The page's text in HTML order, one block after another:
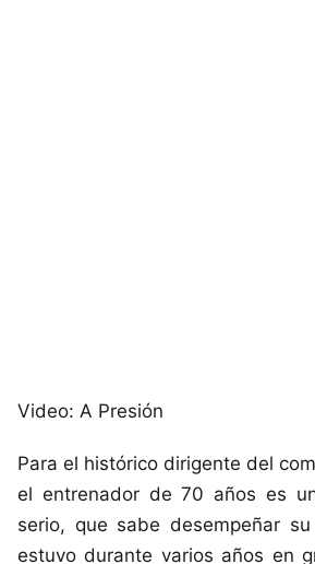
Video: A Presión
Para el histórico dirigente del
el entrenador de 70 años es
serio, que sabe desempeñar
estuvo durante varios años en